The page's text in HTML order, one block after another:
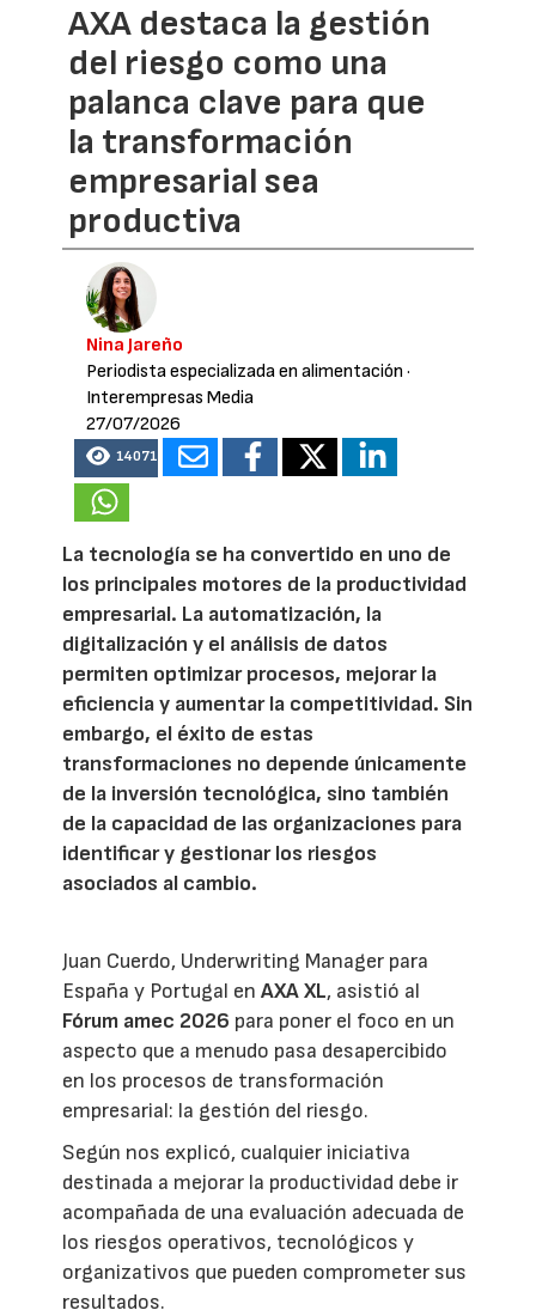
AXA destaca la gestión
del riesgo como una
palanca clave para que
la transformación
empresarial sea
productiva
Nina Jareño
Periodista especializada en alimentación ·
Interempresas Media
27/07/2026
14071
La tecnología se ha convertido en uno de
los principales motores de la productividad
empresarial. La automatización, la
digitalización y el análisis de datos
permiten optimizar procesos, mejorar la
eficiencia y aumentar la competitividad. Sin
embargo, el éxito de estas
transformaciones no depende únicamente
de la inversión tecnológica, sino también
de la capacidad de las organizaciones para
identificar y gestionar los riesgos
asociados al cambio.
Juan Cuerdo, Underwriting Manager para
España y Portugal enAXA XL, asistió al
Fórum amec 2026 para poner el foco en un
aspecto que a menudo pasa desapercibido
en los procesos de transformación
empresarial: la gestión del riesgo.
Según nos explicó, cualquier iniciativa
destinada a mejorar la productividad debe ir
acompañada de una evaluación adecuada de
los riesgos operativos, tecnológicos y
organizativos que pueden comprometer sus
resultados.